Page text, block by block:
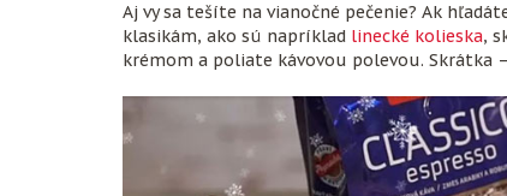
Aj vy sa tešíte na vianočné pečenie? Ak
klasikám, ako sú napríklad linecké kolieska,
krémom a poliate kávovou polevou. Skrátka